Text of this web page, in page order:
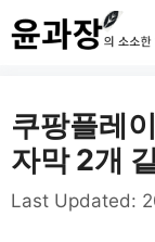
컨
텐
로
건
너
쿠팡플레
자막 2개
Last Updated: